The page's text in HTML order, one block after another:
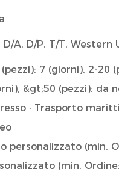
D/A, D/P, T/T, Western
7 (giorni), 2-20
&gt;50 (pezzi): da
· Trasporto
personalizzato (min.
(min.